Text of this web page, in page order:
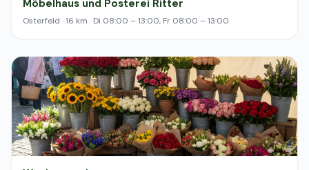
Möbelhaus und Posterei Ritter
Osterfeld · 16 km · Di 08:00 – 13:00, Fr 08:00 – 13:00